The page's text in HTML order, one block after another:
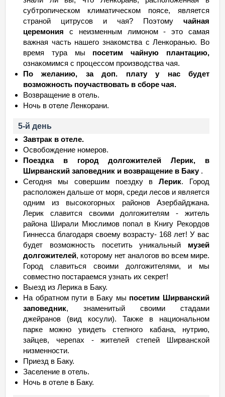
субтропическом климатическом поясе, является
страной цитрусов и чая? Поэтому чайная
церемония с неизменным лимоном - это самая
важная часть нашего знакомства с Ленкоранью. Во
время тура мы посетим чайную плантацию,
ознакомимся с процессом производства чая.
По желанию, за доп. плату у нас будет
возможность поучаствовать в сборе чая.
Возвращение в отель.
Ночь в отеле Ленкорани.
5-й день
Завтрак в отеле.
Освобождение номеров.
Поездка в город долгожителей Лерик, в
Ширванский заповедник и возвращение в Баку.
Сегодня мы совершим поездку вЛерик. Город
расположен дальше от моря, среди лесов и является
одним из высокогорных районов Азербайджана.
Лерик славится своими долгожителям - житель
района Ширали Мюслимов попал в Книгу Рекордов
Гиннесса благодаря своему возрасту- 168 лет! У вас
будет возможность посетить уникальный музей
долгожителей, которому нет аналогов во всем мире.
Город славиться своими долгожителями, и мы
совместно постараемся узнать их секрет!
Выезд из Лерика в Баку.
На обратном пути в Баку мы посетим Ширванский
заповедник, знаменитый своими стадами
джейранов (вид косули). Также в национальном
парке можно увидеть степного кабана, нутрию,
зайцев, черепах - жителей степей Ширванской
низменности.
Приезд в Баку.
Заселение в отель.
Ночь в отеле в Баку.